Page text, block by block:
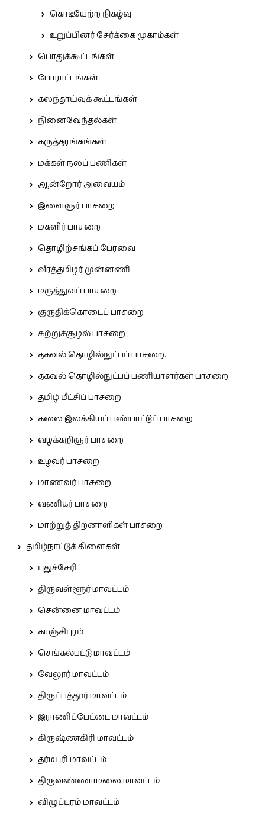
கொடியேற்ற நிகழ்வு
உறுப்பினர் சேர்க்கை முகாம்கள்
பொதுக்கூட்டங்கள்
போராட்டங்கள்
கலந்தாய்வுக் கூட்டங்கள்
நினைவேந்தல்கள்
கருத்தரங்கங்கள்
மக்கள் நலப் பணிகள்
ஆன்றோர் அவையம்
இளைஞர் பாசறை
மகளிர் பாசறை
தொழிற்சங்கப் பேரவை
வீரத்தமிழர் முன்னணி
மருத்துவப் பாசறை
குருதிக்கொடைப் பாசறை
சுற்றுச்சூழல் பாசறை
தகவல் தொழில்நுட்பப் பாசறை.
தகவல் தொழில்நுட்பப் பணியாளர்கள் பாசறை
தமிழ் மீட்சிப் பாசறை
கலை இலக்கியப் பண்பாட்டுப் பாசறை
வழக்கறிஞர் பாசறை
உழவர் பாசறை
மாணவர் பாசறை
வணிகர் பாசறை
மாற்றுத் திறனாளிகள் பாசறை
தமிழ்நாட்டுக் கிளைகள்
புதுச்சேரி
திருவள்ளூர் மாவட்டம்
சென்னை மாவட்டம்
காஞ்சிபுரம்
செங்கல்பட்டு மாவட்டம்
வேலூர் மாவட்டம்
திருப்பத்தூர் மாவட்டம்
இராணிப்பேட்டை மாவட்டம்
கிருஷ்ணகிரி மாவட்டம்
தர்மபுரி மாவட்டம்
திருவண்ணாமலை மாவட்டம்
விழுப்புரம் மாவட்டம்